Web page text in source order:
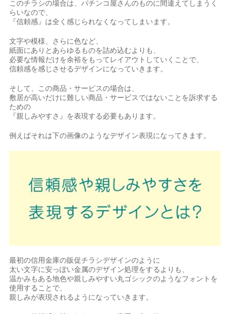
このチラシの場合は、パチンコ屋さんのものに間違えてしまうく
らいなので、
『信頼感』は全く感じられなくなってしまいます。
文字や模様、さらに色など、
紙面にありとあらゆるものを詰め込むよりも、
必要な情報だけを余裕をもってレイアウトしていくことで、
信頼感を感じさせるデザインになっていきます。
そして、この商品・サービスの場合は、
敷居が高いだけに難しい商品・サービスではないことを訴求する
ための
『親しみやすさ』を表現する必要もあります。
例えばそれは下の画像のようなデザイン表現になってきます。
最初の信用金庫の販促チラシデザインのように
太い文字に安っぽい金属のデザイン処理をするよりも、
温かみもある地色や親しみやすい丸ゴシックのようなフォントを
使用することで、
親しみが表現されるようになっていきます。